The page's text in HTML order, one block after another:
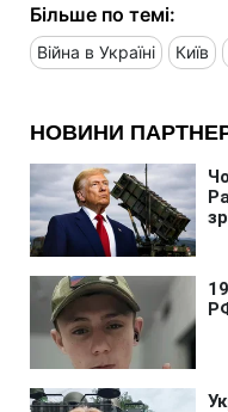
Більше по темі:
Війна в Україні Київ